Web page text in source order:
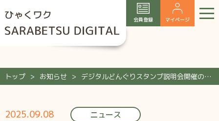
会員登録 マイページ
トップ お知らせ デジタルどんぐりスタンプ説明会開催のお知らせ
2025.09.08 ニュース